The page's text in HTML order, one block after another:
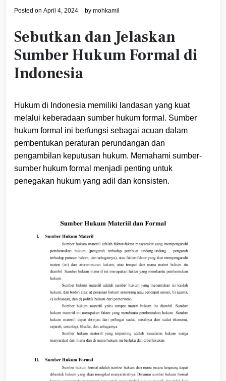
Posted on April 4, 2024 by mohkamil
Sebutkan dan Jelaskan
Sumber Hukum Formal di
Indonesia
Hukum di Indonesia memiliki landasan yang kuat
melalui keberadaan sumber hukum formal. Sumber
hukum formal ini berfungsi sebagai acuan dalam
pembentukan peraturan perundangan dan
pengambilan keputusan hukum. Memahami sumber-
sumber hukum formal menjadi penting untuk
penegakan hukum yang adil dan konsisten.